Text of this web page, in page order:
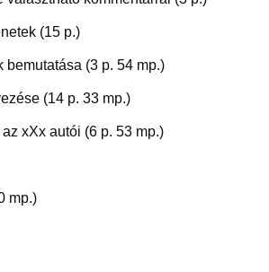
(15 p.)
(3 p. 54 mp.)
(14 p. 33 mp.)
xXx autói (6 p. 53 mp.)
mp.)